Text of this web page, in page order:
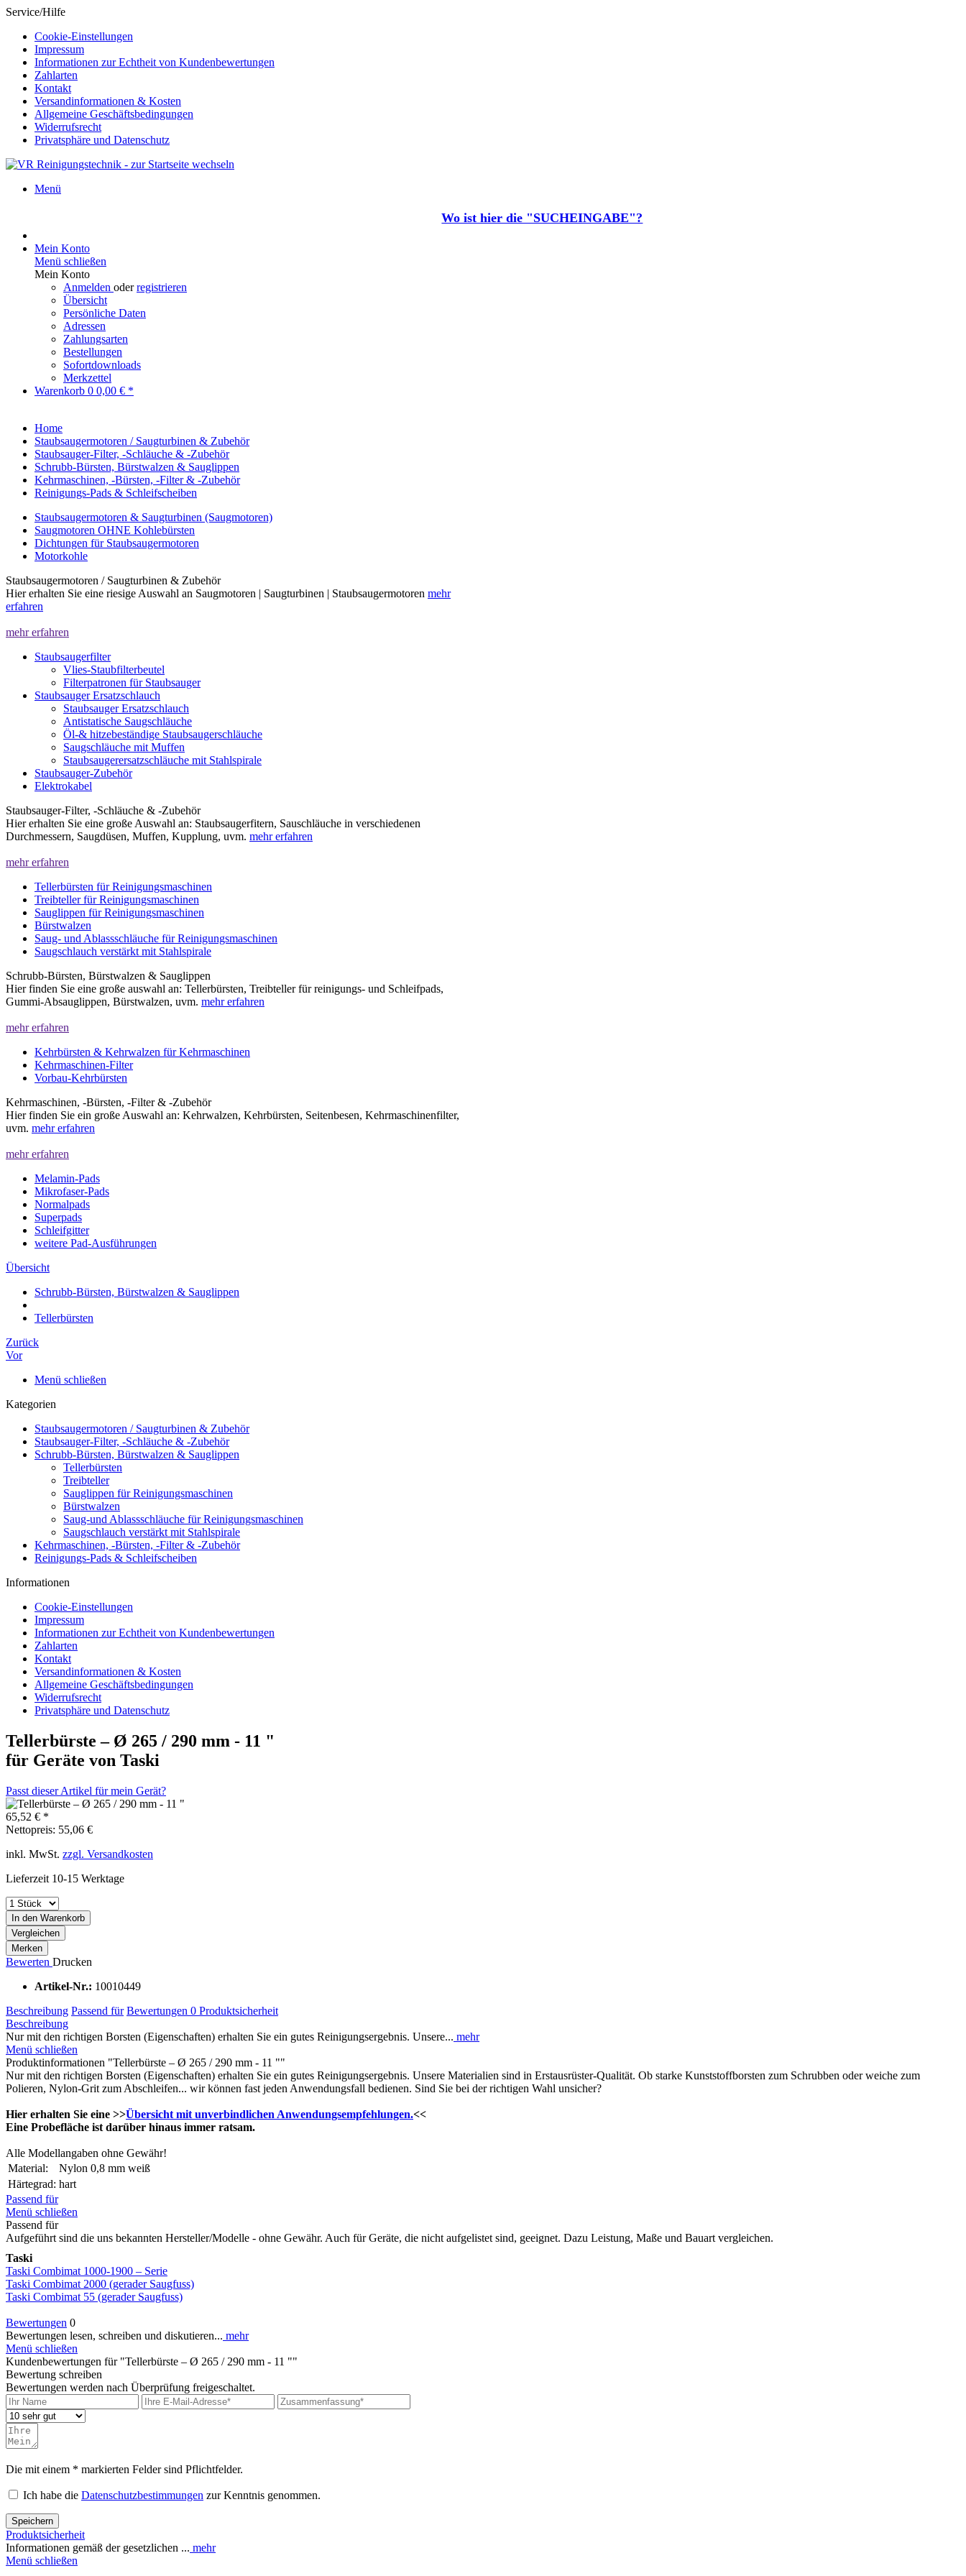
Service/Hilfe
Cookie-Einstellungen
Impressum
Informationen zur Echtheit von Kundenbewertungen
Zahlarten
Kontakt
Versandinformationen & Kosten
Allgemeine Geschäftsbedingungen
Widerrufsrecht
Privatsphäre und Datenschutz
Menü
Wo ist hier die "SUCHEINGABE"?
Mein Konto
Menü schließen
Mein Konto
Anmelden oderregistrieren
Übersicht
Persönliche Daten
Adressen
Zahlungsarten
Bestellungen
Sofortdownloads
Merkzettel
Warenkorb 0 0,00 € *
Home
Staubsaugermotoren / Saugturbinen & Zubehör
Staubsauger-Filter, -Schläuche & -Zubehör
Schrubb-Bürsten, Bürstwalzen & Sauglippen
Kehrmaschinen, -Bürsten, -Filter & -Zubehör
Reinigungs-Pads & Schleifscheiben
Staubsaugermotoren & Saugturbinen (Saugmotoren)
Saugmotoren OHNE Kohlebürsten
Dichtungen für Staubsaugermotoren
Motorkohle
Staubsaugermotoren / Saugturbinen & Zubehör
Hier erhalten Sie eine riesige Auswahl an Saugmotoren | Saugturbinen | Staubsaugermotoren mehr
erfahren
mehr erfahren
Staubsaugerfilter
Vlies-Staubfilterbeutel
Filterpatronen für Staubsauger
Staubsauger Ersatzschlauch
Staubsauger Ersatzschlauch
Antistatische Saugschläuche
Öl-& hitzebeständige Staubsaugerschläuche
Saugschläuche mit Muffen
Staubsaugerersatzschläuche mit Stahlspirale
Staubsauger-Zubehör
Elektrokabel
Staubsauger-Filter, -Schläuche & -Zubehör
Hier erhalten Sie eine große Auswahl an: Staubsaugerfitern, Sauschläuche in verschiedenen
Durchmessern, Saugdüsen, Muffen, Kupplung, uvm. mehr erfahren
mehr erfahren
Tellerbürsten für Reinigungsmaschinen
Treibteller für Reinigungsmaschinen
Sauglippen für Reinigungsmaschinen
Bürstwalzen
Saug- und Ablassschläuche für Reinigungsmaschinen
Saugschlauch verstärkt mit Stahlspirale
Schrubb-Bürsten, Bürstwalzen & Sauglippen
Hier finden Sie eine große auswahl an: Tellerbürsten, Treibteller für reinigungs- und Schleifpads,
Gummi-Absauglippen, Bürstwalzen, uvm. mehr erfahren
mehr erfahren
Kehrbürsten & Kehrwalzen für Kehrmaschinen
Kehrmaschinen-Filter
Vorbau-Kehrbürsten
Kehrmaschinen, -Bürsten, -Filter & -Zubehör
Hier finden Sie ein große Auswahl an: Kehrwalzen, Kehrbürsten, Seitenbesen, Kehrmaschinenfilter,
uvm. mehr erfahren
mehr erfahren
Melamin-Pads
Mikrofaser-Pads
Normalpads
Superpads
Schleifgitter
weitere Pad-Ausführungen
Übersicht
Schrubb-Bürsten, Bürstwalzen & Sauglippen
Tellerbürsten
Zurück
Vor
Menü schließen
Kategorien
Staubsaugermotoren / Saugturbinen & Zubehör
Staubsauger-Filter, -Schläuche & -Zubehör
Schrubb-Bürsten, Bürstwalzen & Sauglippen
Tellerbürsten
Treibteller
Sauglippen für Reinigungsmaschinen
Bürstwalzen
Saug-und Ablassschläuche für Reinigungsmaschinen
Saugschlauch verstärkt mit Stahlspirale
Kehrmaschinen, -Bürsten, -Filter & -Zubehör
Reinigungs-Pads & Schleifscheiben
Informationen
Cookie-Einstellungen
Impressum
Informationen zur Echtheit von Kundenbewertungen
Zahlarten
Kontakt
Versandinformationen & Kosten
Allgemeine Geschäftsbedingungen
Widerrufsrecht
Privatsphäre und Datenschutz
Tellerbürste – Ø 265 / 290 mm - 11 "
für Geräte von Taski
Passt dieser Artikel für mein Gerät?
65,52 € *
Nettopreis: 55,06 €
inkl. MwSt. zzgl. Versandkosten
Lieferzeit 10-15 Werktage
In den Warenkorb
Vergleichen
Merken
Bewerten Drucken
Artikel-Nr.: 10010449
Beschreibung Passend für Bewertungen 0 Produktsicherheit
Beschreibung
Nur mit den richtigen Borsten (Eigenschaften) erhalten Sie ein gutes Reinigungsergebnis. Unsere... mehr
Menü schließen
Produktinformationen "Tellerbürste – Ø 265 / 290 mm - 11 ""
Nur mit den richtigen Borsten (Eigenschaften) erhalten Sie ein gutes Reinigungsergebnis. Unsere Materialien sind in Erstausrüster-Qualität. Ob starke Kunststoffborsten zum Schrubben oder weiche zum
Polieren, Nylon-Grit zum Abschleifen... wir können fast jeden Anwendungsfall bedienen. Sind Sie bei der richtigen Wahl unsicher?
Hier erhalten Sie eine >>Übersicht mit unverbindlichen Anwendungsempfehlungen.<<
Eine Probefläche ist darüber hinaus immer ratsam.
Alle Modellangaben ohne Gewähr!
Material:
Nylon 0,8 mm weiß
Härtegrad: hart
Passend für
Menü schließen
Passend für
Aufgeführt sind die uns bekannten Hersteller/Modelle - ohne Gewähr. Auch für Geräte, die nicht aufgelistet sind, geeignet. Dazu Leistung, Maße und Bauart vergleichen.
Taski
Taski Combimat 1000-1900 – Serie
Taski Combimat 2000 (gerader Saugfuss)
Taski Combimat 55 (gerader Saugfuss)
Bewertungen 0
Bewertungen lesen, schreiben und diskutieren... mehr
Menü schließen
Kundenbewertungen für "Tellerbürste – Ø 265 / 290 mm - 11 ""
Bewertung schreiben
Bewertungen werden nach Überprüfung freigeschaltet.
Die mit einem * markierten Felder sind Pflichtfelder.
Ich habe die Datenschutzbestimmungen zur Kenntnis genommen.
Speichern
Produktsicherheit
Informationen gemäß der gesetzlichen ... mehr
Menü schließen